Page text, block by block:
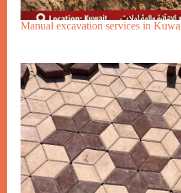
Manual excavation services in